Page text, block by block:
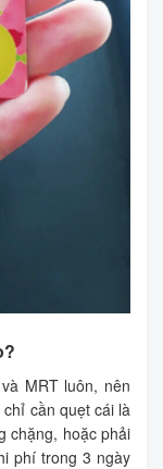
MRT luôn, nên
cần quẹt cái là
chặng, hoặc phải
phí trong 3 ngày